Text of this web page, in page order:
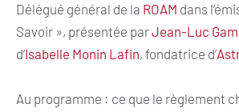
Délégué général de la ROAM dans
Savoir », présentée parJean-Luc
d’Isabelle Monin Lafin, fondatrice d’
Au programme : ce que le règlement